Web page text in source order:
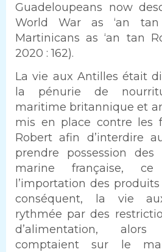
Guadeloupeans now
World War as ‘an tan
Martinicans as ‘an tan
2020 : 162).
La vie aux Antilles était
la pénurie de
maritime britannique et
mis en place contre les
Robert afin d’interdire
prendre possession
marine française,
l’importation des
conséquent, la vie
rythmée par des
d’alimentation,
comptaient sur le